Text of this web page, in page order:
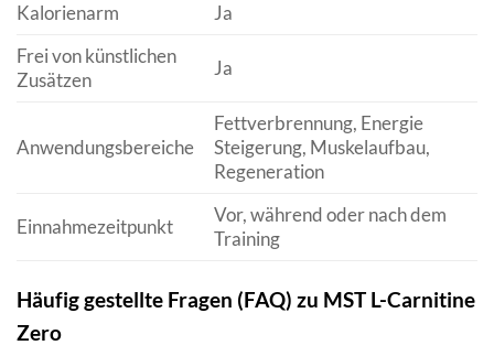
Kalorienarm
Ja
Frei von künstlichen
Zusätzen
Ja
Anwendungsbereiche
Fettverbrennung, Energie
Steigerung, Muskelaufbau,
Regeneration
Einnahmezeitpunkt
Vor, während oder nach dem
Training
Häufig gestellte Fragen (FAQ) zu MST L-Carnitine
Zero